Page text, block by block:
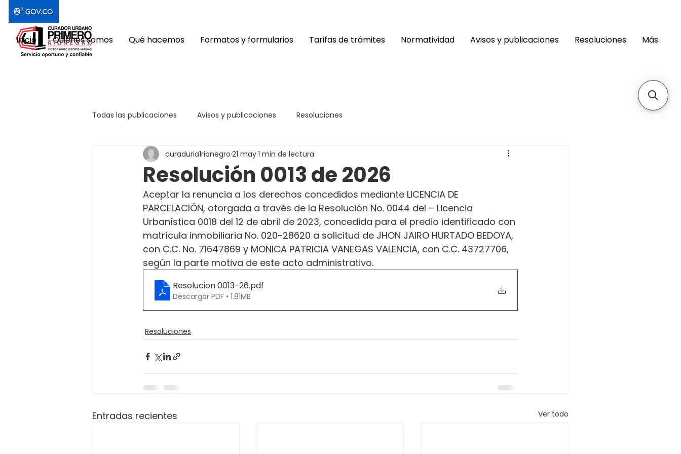
Inicio Quiénes somos Qué hacemos Formatos y formularios Tarifas de trámites Normatividad Avisos y publicaciones Resoluciones Más
Todas las publicaciones Avisos y publicaciones Resoluciones
Resolución 0013 de 2026
curaduria1rionegro 21 may1 min de lectura
Aceptar la renuncia a los derechos concedidos mediante LICENCIA DE
PARCELACIÓN, otorgada a través de la Resolución No. 0044 del – Licencia
Urbanística 0018 del 12 de abril de 2023, concedida para el predio identificado con
matrícula inmobiliaria No. 020-28620 a solicitud de JHON JAIRO HURTADO BEDOYA,
con C.C. No. 71647869 y MONICA PATRICIA VANEGAS VALENCIA, con C.C. 43727706,
según la parte motiva de este acto administrativo.
Resolucion 0013-26.pdf
Descargar PDF • 1.81MB
Resoluciones
Entradas recientes Ver todo